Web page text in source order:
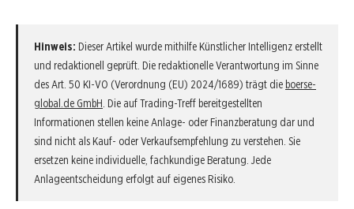
Hinweis: Dieser Artikel wurde mithilfe Künstlicher Intelligenz erstellt
und redaktionell geprüft. Die redaktionelle Verantwortung im Sinne
des Art. 50 KI-VO (Verordnung (EU) 2024/1689) trägt die boerse-
global.de GmbH . Die auf Trading-Treff bereitgestellten
Informationen stellen keine Anlage- oder Finanzberatung dar und
sind nicht als Kauf- oder Verkaufsempfehlung zu verstehen. Sie
ersetzen keine individuelle, fachkundige Beratung. Jede
Anlageentscheidung erfolgt auf eigenes Risiko.